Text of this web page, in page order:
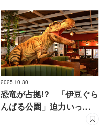
車両
2025.10.30
恐竜が占拠!? 「伊豆ぐら
んぱる公園」迫力いっぱ
いのレストランの店内＆